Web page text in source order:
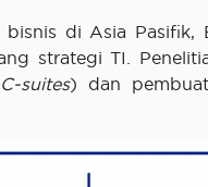
di Asia Pasifik,
strategi TI.
C-suites) dan